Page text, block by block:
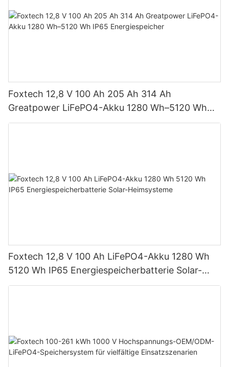
Foxtech 12,8 V 100 Ah 205 Ah 314 Ah
Greatpower LiFePO4-Akku 1280 Wh–5120 Wh
IP65 Energiespeicher
Foxtech 12,8 V 100 Ah LiFePO4-Akku 1280 Wh
5120 Wh IP65 Energiespeicherbatterie Solar-
Heimsysteme